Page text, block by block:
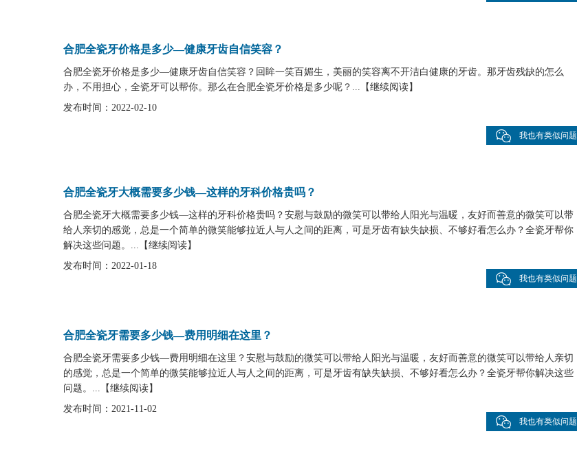
合肥全瓷牙价格是多少—健康牙齿自信笑容？
合肥全瓷牙价格是多少—健康牙齿自信笑容？回眸一笑百媚生，美丽的笑容离不开洁白健康的牙齿。那牙齿残缺的怎么
办，不用担心，全瓷牙可以帮你。那么在合肥全瓷牙价格是多少呢？... 【继续阅读】
发布时间：2022-02-10
我也有类似问题
合肥全瓷牙大概需要多少钱—这样的牙科价格贵吗？
合肥全瓷牙大概需要多少钱—这样的牙科价格贵吗？安慰与鼓励的微笑可以带给人阳光与温暖，友好而善意的微笑可以带
给人亲切的感觉，总是一个简单的微笑能够拉近人与人之间的距离，可是牙齿有缺失缺损、不够好看怎么办？全瓷牙帮你
解决这些问题。... 【继续阅读】
发布时间：2022-01-18
我也有类似问题
合肥全瓷牙需要多少钱—费用明细在这里？
合肥全瓷牙需要多少钱—费用明细在这里？安慰与鼓励的微笑可以带给人阳光与温暖，友好而善意的微笑可以带给人亲切
的感觉，总是一个简单的微笑能够拉近人与人之间的距离，可是牙齿有缺失缺损、不够好看怎么办？全瓷牙帮你解决这些
问题。... 【继续阅读】
发布时间：2021-11-02
我也有类似问题